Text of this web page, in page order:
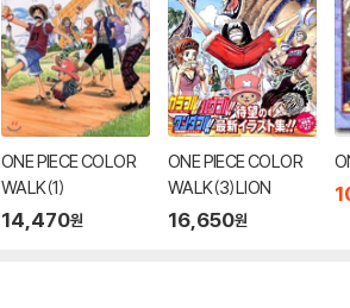
ONE PIECE COLOR
WALK(1)
14,470원
ONE PIECE COLOR
WALK(3)LION
16,650원